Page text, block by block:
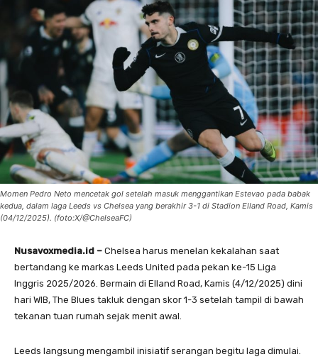
Momen Pedro Neto mencetak gol setelah masuk menggantikan Estevao pada babak
kedua, dalam laga Leeds vs Chelsea yang berakhir 3-1 di Stadion Elland Road, Kamis
(04/12/2025). (foto:X/@ChelseaFC)
Nusavoxmedia.id – Chelsea harus menelan kekalahan saat
bertandang ke markas Leeds United pada pekan ke-15 Liga
Inggris 2025/2026. Bermain di Elland Road, Kamis (4/12/2025) dini
hari WIB, The Blues takluk dengan skor 1-3 setelah tampil di bawah
tekanan tuan rumah sejak menit awal.
Leeds langsung mengambil inisiatif serangan begitu laga dimulai.